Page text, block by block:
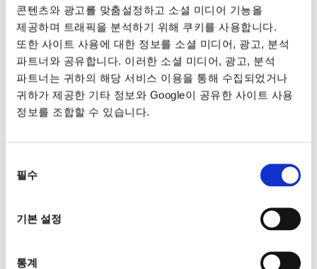
콘텐츠와 광고를 맞춤설정하고 소셜 미디어 기능을
제공하며 트래픽을 분석하기 위해 쿠키를 사용합니다.
또한 사이트 사용에 대한 정보를 소셜 미디어, 광고, 분석
파트너와 공유합니다. 이러한 소셜 미디어, 광고, 분석
파트너는 귀하의 해당 서비스 이용을 통해 수집되었거나
귀하가 제공한 기타 정보와 Google이 공유한 사이트 사용
정보를 조합할 수 있습니다.
선택
필수
기본 설정
통계